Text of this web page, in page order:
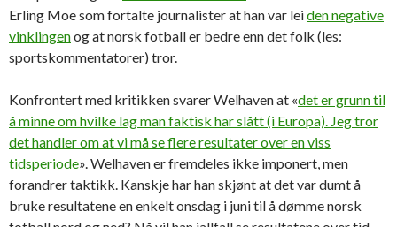
Erling Moe som fortalte journalister at han var leiden negative
vinklingenog at norsk fotball er bedre enn det folk (les:
sportskommentatorer) tror.
Konfrontert med kritikken svarer Welhaven at «det er grunn til
å minne om hvilke lag man faktisk har slått (i Europa). Jeg tror
det handler om at vi må se flere resultater over en viss
tidsperiode». Welhaven er fremdeles ikke imponert, men
forandrer taktikk. Kanskje har han skjønt at det var dumt å
bruke resultatene en enkelt onsdag i juni til å dømme norsk